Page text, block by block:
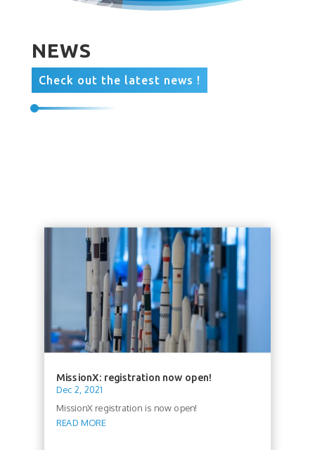
NEWS
Check out the latest news !
MissionX: registration now open!
Dec 2, 2021
MissionX registration is now open!
READ MORE